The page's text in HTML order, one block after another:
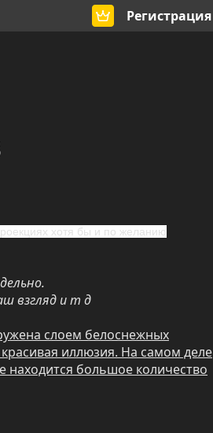
Регистрация
хотя бы и по желанию
взгляд и т д
слоем белоснежных
иллюзия. На самом деле
находится большое количество